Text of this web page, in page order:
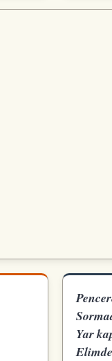
Yar